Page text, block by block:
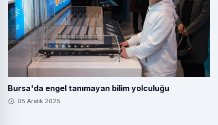
Bursa'da engel tanımayan bilim yolculuğu
05 Aralık 2025